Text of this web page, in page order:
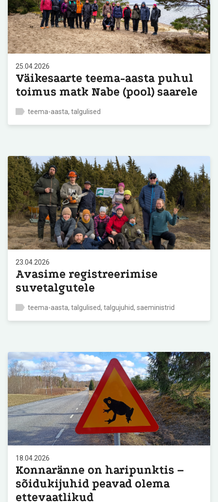
25.04.2026
Väikesaarte teema-aasta puhul
toimus matk Nabe (pool) saarele
teema-aasta, talgulised
23.04.2026
Avasime registreerimise
suvetalgutele
teema-aasta, talgulised, talgujuhid, saeministrid
18.04.2026
Konnaränne on haripunktis –
sõidukijuhid peavad olema
ettevaatlikud